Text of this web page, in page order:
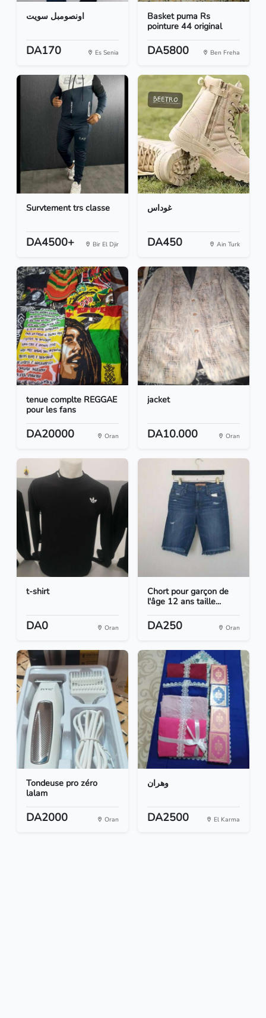
اونصومبل سويت
DA170 Es Senia
Basket puma Rs
pointure 44 original
DA5800 Ben Freha
Survtement trs classe
DA4500+ Bir El Djir
غوداس
DA450 Ain Turk
tenue complte REGGAE
pour les fans
DA20000 Oran
jacket
DA10.000 Oran
t-shirt
DA0 Oran
Chort pour garçon de
l'âge 12 ans taille...
DA250 Oran
Tondeuse pro zéro
lalam
DA2000 Oran
وهران
DA2500 El Karma